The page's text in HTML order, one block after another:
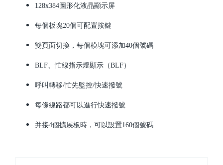
128x384圖形化液晶顯示屏
每個板塊20個可配置按鍵
雙頁面切換，每個模塊可添加40個號碼
BLF、忙線指示燈顯示（BLF）
呼叫轉移/忙先監控/快速撥號
每條線路都可以進行快速撥號
并接4個擴展板時，可以設置160個號碼